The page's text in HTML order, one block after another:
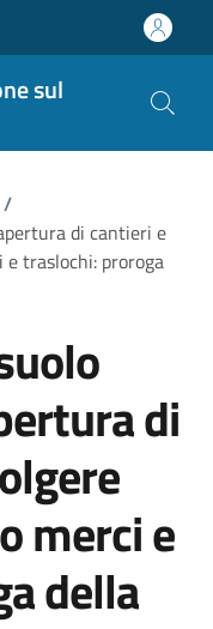
sul
/
di cantieri e
traslochi: proroga
di
merci e
della